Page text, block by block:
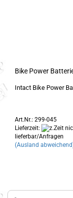
Bike Power
Intact Bike Power
Art.Nr.: 299-045
Lieferzeit:
lieferbar/Anfragen
(Ausland